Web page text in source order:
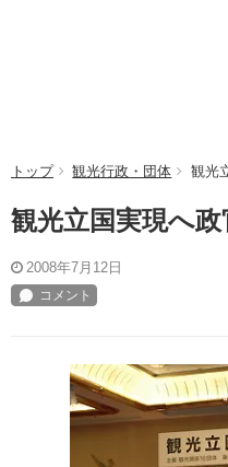
トップ 観光行政・団体 観光
観光立国実現へ
2008年7月12日